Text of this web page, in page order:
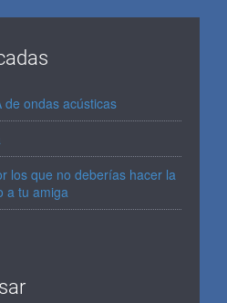
de ondas acústicas
los que no deberías hacer la
a tu amiga